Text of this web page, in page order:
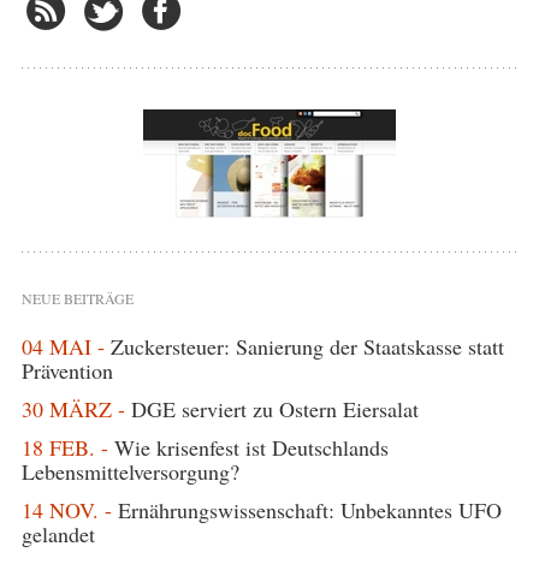
NEUE BEITRÄGE
04 MAI - Zuckersteuer: Sanierung der Staatskasse statt
Prävention
30 MÄRZ - DGE serviert zu Ostern Eiersalat
18 FEB. - Wie krisenfest ist Deutschlands
Lebensmittelversorgung?
14 NOV. - Ernährungswissenschaft: Unbekanntes UFO
gelandet